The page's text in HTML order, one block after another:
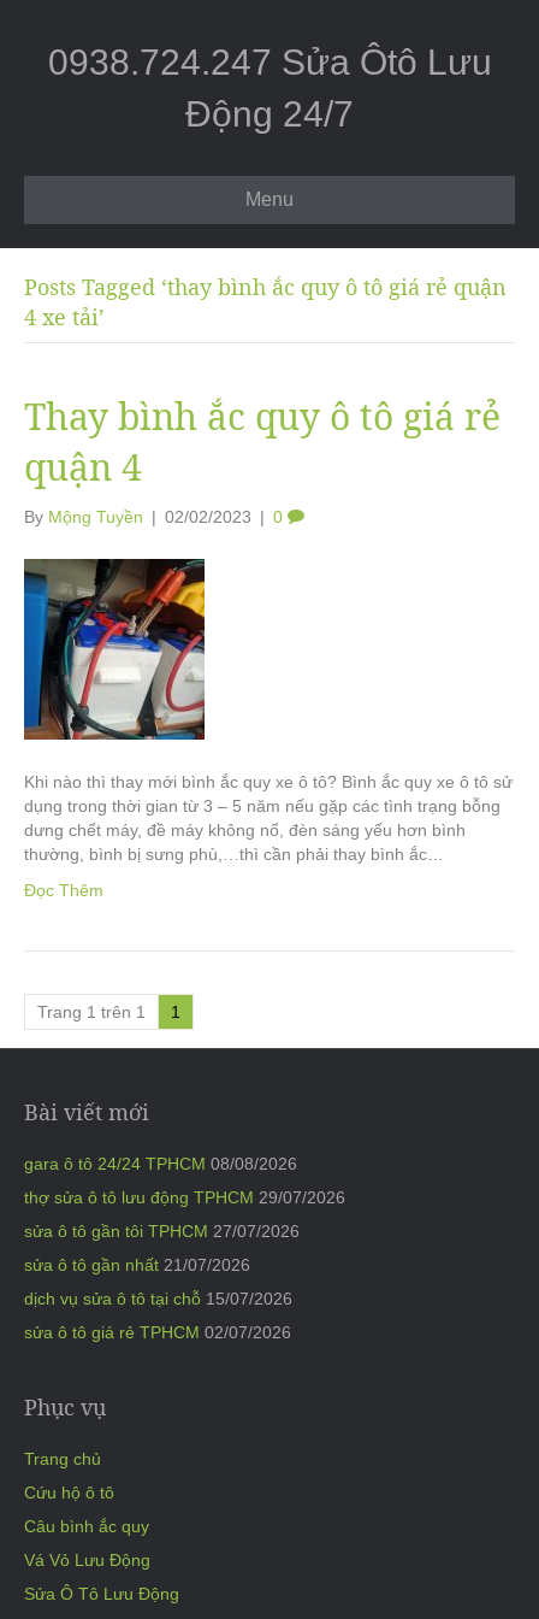
0938.724.247 Sửa Ôtô Lưu
Động 24/7
Menu
Posts Tagged ‘thay bình ắc quy ô tô giá rẻ quận
4 xe tải’
Thay bình ắc quy ô tô giá rẻ
quận 4
By Mộng Tuyền | 02/02/2023 | 0
Khi nào thì thay mới bình ắc quy xe ô tô? Bình ắc quy xe ô tô sử
dụng trong thời gian từ 3 – 5 năm nếu gặp các tình trạng bỗng
dưng chết máy, đề máy không nổ, đèn sáng yếu hơn bình
thường, bình bị sưng phù,…thì cần phải thay bình ắc…
Đọc Thêm
Trang 1 trên 1 1
Bài viết mới
gara ô tô 24/24 TPHCM 08/08/2026
thợ sửa ô tô lưu động TPHCM 29/07/2026
sửa ô tô gần tôi TPHCM 27/07/2026
sửa ô tô gần nhất 21/07/2026
dịch vụ sửa ô tô tại chỗ 15/07/2026
sửa ô tô giá rẻ TPHCM 02/07/2026
Phục vụ
Trang chủ
Cứu hộ ô tô
Câu bình ắc quy
Vá Vỏ Lưu Động
Sửa Ô Tô Lưu Động